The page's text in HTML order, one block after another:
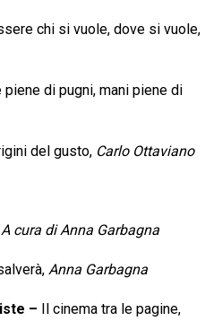
chi si vuole, dove si vuole,
piene di pugni, mani piene di
del gusto, Carlo Ottaviano
A cura di Anna Garbagna
Anna Garbagna
–
Il cinema tra le pagine,